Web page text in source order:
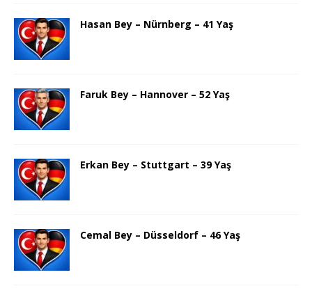
Hasan Bey – Nürnberg – 41 Yaş
Faruk Bey – Hannover – 52 Yaş
Erkan Bey – Stuttgart – 39 Yaş
Cemal Bey – Düsseldorf – 46 Yaş